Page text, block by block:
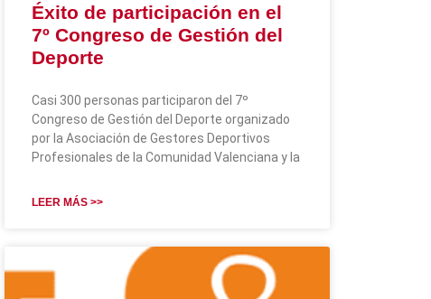
Éxito de participación en el
7º Congreso de Gestión del
Deporte
Casi 300 personas participaron del 7º
Congreso de Gestión del Deporte organizado
por la Asociación de Gestores Deportivos
Profesionales de la Comunidad Valenciana y la
LEER MÁS >>